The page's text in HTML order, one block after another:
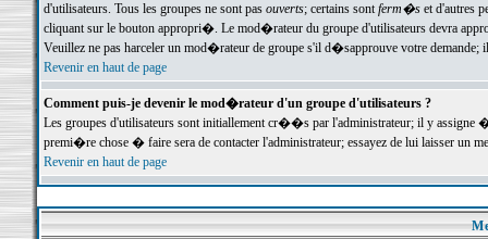
d'utilisateurs. Tous les groupes ne sont pas ouverts; certains sontferm�set d'autres
cliquant sur le bouton appropri�. Le mod�rateur du groupe d'utilisateurs devra
Veuillez ne pas harceler un mod�rateur de groupe s'il d�sapprouve votre demande;
Revenir en haut de page
Comment puis-je devenir le mod�rateur d'un groupe d'utilisateurs ?
Les groupes d'utilisateurs sont initiallement cr��s par l'administrateur; il y
premi�re chose � faire sera de contacter l'administrateur; essayez de lui laisser un
Revenir en haut de page